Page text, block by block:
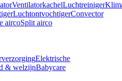
VentilatorkachelLuchtreiniger
LuchtontvochtigerConvector
aircoSplit airco
Elektrische
& welzijnBabycare